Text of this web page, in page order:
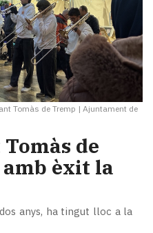
Tomàs de Tremp | Ajuntament de
de
èxit la
anys, ha tingut lloc a la